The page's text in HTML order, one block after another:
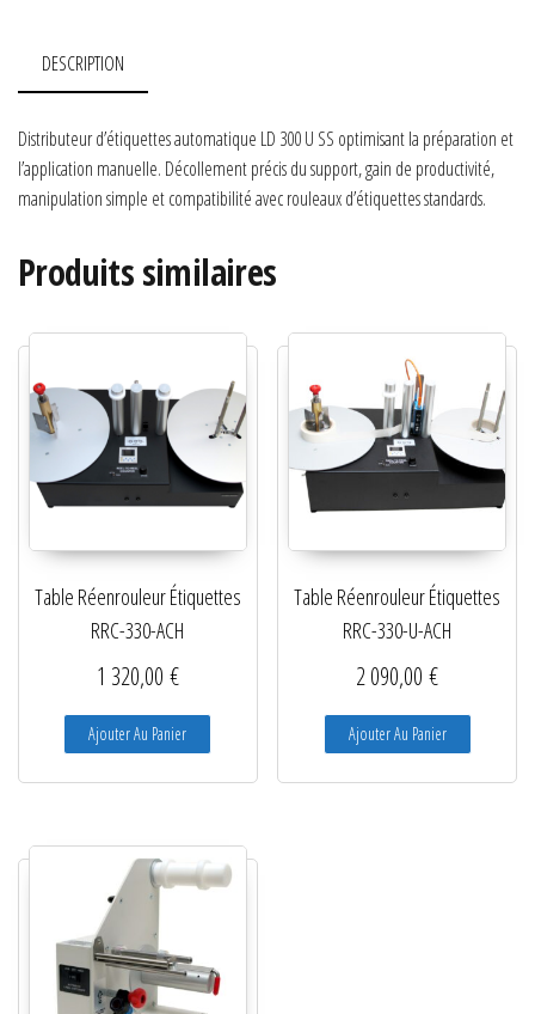
DESCRIPTION
Distributeur d’étiquettes automatique LD 300 U SS optimisant la préparation et
l’application manuelle. Décollement précis du support, gain de productivité,
manipulation simple et compatibilité avec rouleaux d’étiquettes standards.
Produits similaires
Table Réenrouleur Étiquettes
RRC-330-ACH
1 320,00 €
Ajouter Au Panier
Table Réenrouleur Étiquettes
RRC-330-U-ACH
2 090,00€
Ajouter Au Panier